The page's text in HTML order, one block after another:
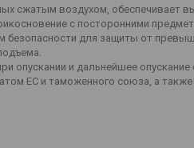
сжатым воздухом, обеспечивает
с посторонними
безопасности для защиты от
опускании и дальнейшее
EC и таможенного союза, а